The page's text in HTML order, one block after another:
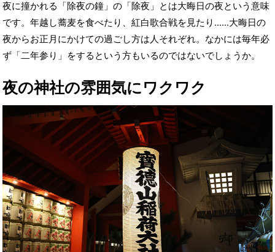
夜に撞かれる「除夜の鐘」の「除夜」とは大晦日の夜という意味
です。年越し蕎麦を食べたり、紅白歌合戦を見たり……大晦日の
夜からお正月にかけての過ごし方は人それぞれ。なかには毎年必
ず「二年参り」をするという方もいるのではないでしょうか。
夜の神社の雰囲気にワクワク